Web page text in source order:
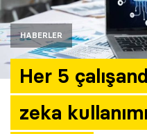
HABERLER
Her 5
zeka